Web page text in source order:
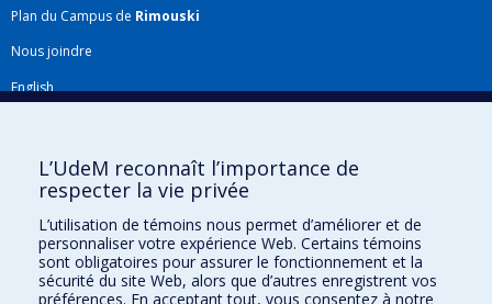
Plan du Campus de Rimouski
Nous joindre
English
Plan du site
Accessibilité
Gabarits et image de marque
Agenda FMV & calendrier académique
L’UdeM reconnaît l’importance de
respecter la vie privée
L’utilisation de témoins nous permet d’améliorer et de
personnaliser votre expérience Web. Certains témoins
sont obligatoires pour assurer le fonctionnement et la
sécurité du site Web, alors que d’autres enregistrent vos
préférences. En acceptant tout, vous consentez à notre